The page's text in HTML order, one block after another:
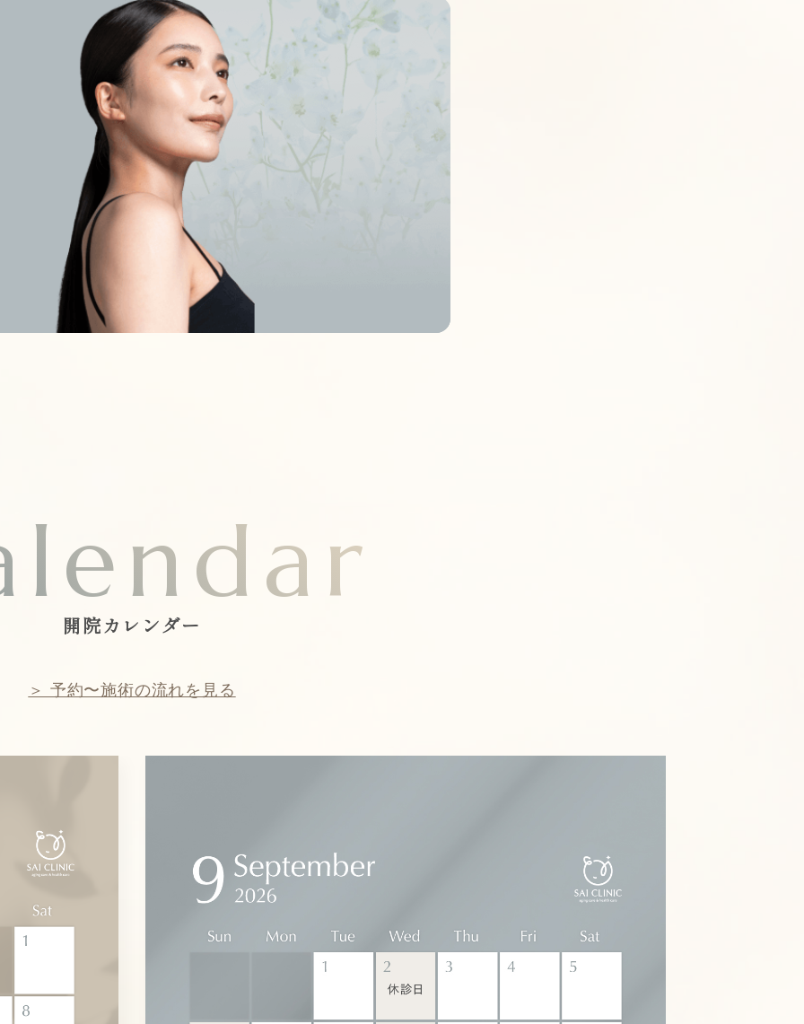
開院カレンダー
＞ 予約〜施術の流れを見る